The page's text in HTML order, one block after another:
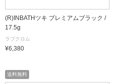
(R)INBATHツキ プレミアムブラック /
17.5g
ラブクロム
¥6,380
送料無料